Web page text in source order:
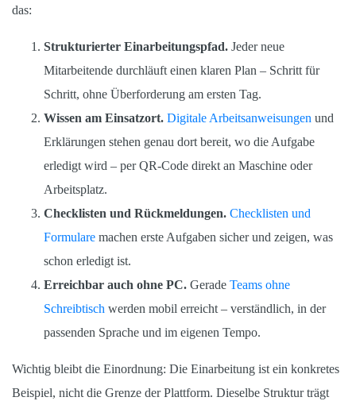
das:
Strukturierter Einarbeitungspfad. Jeder neue
Mitarbeitende durchläuft einen klaren Plan – Schritt für
Schritt, ohne Überforderung am ersten Tag.
Wissen am Einsatzort. Digitale Arbeitsanweisungen und
Erklärungen stehen genau dort bereit, wo die Aufgabe
erledigt wird – per QR-Code direkt an Maschine oder
Arbeitsplatz.
Checklisten und Rückmeldungen. Checklisten und
Formulare machen erste Aufgaben sicher und zeigen, was
schon erledigt ist.
Erreichbar auch ohne PC. Gerade Teams ohne
Schreibtisch werden mobil erreicht – verständlich, in der
passenden Sprache und im eigenen Tempo.
Wichtig bleibt die Einordnung: Die Einarbeitung ist ein konkretes
Beispiel, nicht die Grenze der Plattform. Dieselbe Struktur trägt